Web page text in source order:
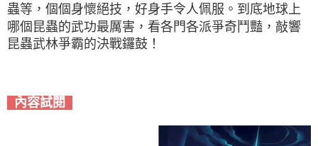
蟲等，個個身懷絕技，好身手令人佩服。到底地球上
哪個昆蟲的武功最厲害，看各門各派爭奇鬥豔，敲響
昆蟲武林爭霸的決戰鑼鼓！
內容試閱